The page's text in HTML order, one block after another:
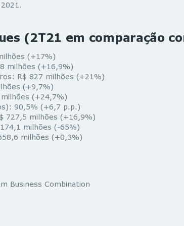
(2T21 em comparação
(+17%)
milhões (+16,9%)
R$ 827 milhões (+21%)
(+9,7%)
(+24,7%)
90,5% (+6,7 p.p.)
727,5 milhões (+16,9%)
milhões (-65%)
milhões (+0,3%)
Business Combination